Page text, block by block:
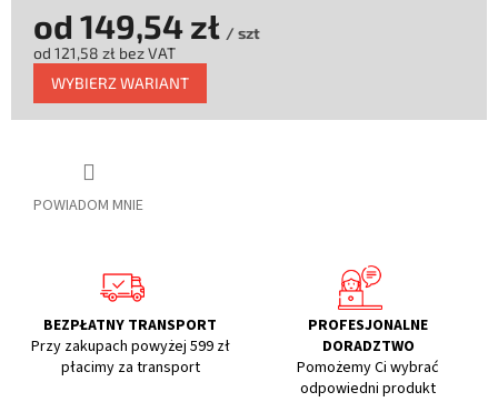
POWIADOM MNIE
od 149,54 zł / szt
od 121,58 zł bez VAT
Cena
jednostkowa:
WYBIERZ WARIANT
BEZPŁATNY TRANSPORT
Przy zakupach powyżej 599 zł
płacimy za transport
PROFESJONALNE
DORADZTWO
Pomożemy Ci wybrać
odpowiedni produkt